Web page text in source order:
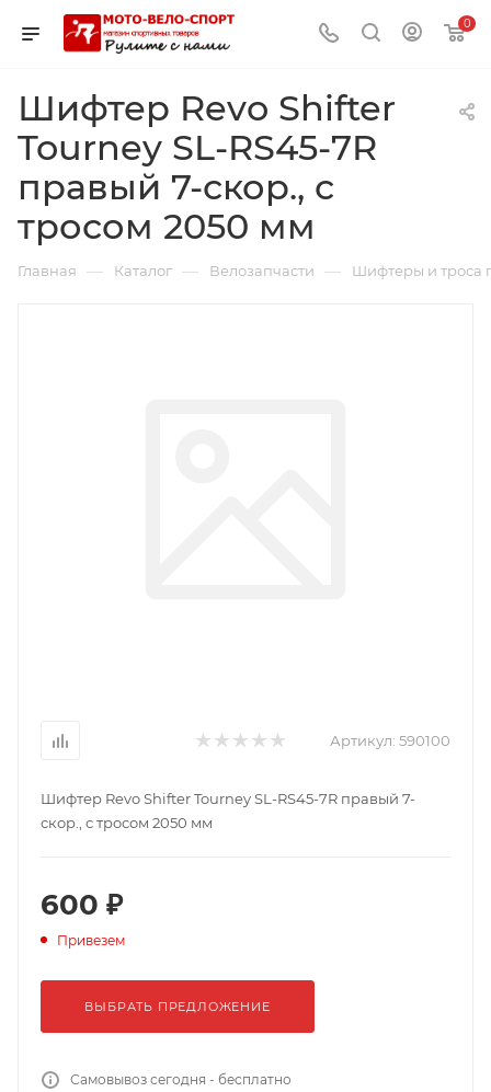
0
Шифтер Revo Shifter
Tourney SL-RS45-7R
правый 7-скор., с
тросом 2050 мм
Главная — Каталог — Велозапчасти — Шифтеры и троса
Артикул: 590100
Шифтер Revo Shifter Tourney SL-RS45-7R правый 7-
скор., с тросом 2050 мм
600 ₽
Привезем
ВЫБРАТЬ ПРЕДЛОЖЕНИЕ
Самовывоз сегодня - бесплатно